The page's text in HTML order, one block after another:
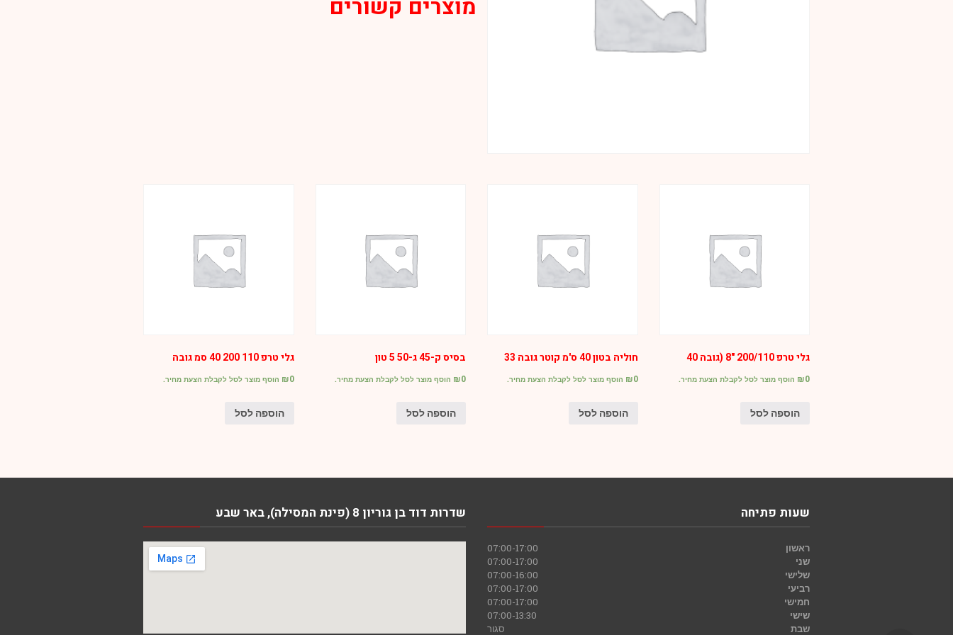
מוצרים קשורים
גלי טרפ 200/110 "8 (גובה 40
₪0 הוסף מוצר לסל לקבלת הצעת מחיר.
הוספה לסל
חוליה בטון 40 ס'מ קוטר גובה 33
₪0 הוסף מוצר לסל לקבלת הצעת מחיר.
הוספה לסל
בסיס ק-45 ג-50 5 טון
₪0 הוסף מוצר לסל לקבלת הצעת מחיר.
הוספה לסל
גלי טרפ 110 200 40 סמ גובה
₪0 הוסף מוצר לסל לקבלת הצעת מחיר.
הוספה לסל
שעות פתיחה
ראשון
07:00-17:00
שני
07:00-17:00
שלישי
07:00-16:00
רביעי
07:00-17:00
חמישי
07:00-17:00
שישי
07:00-13:30
שבת
סגור
שדרות דוד בן גוריון 8 (פינת המסילה), באר שבע